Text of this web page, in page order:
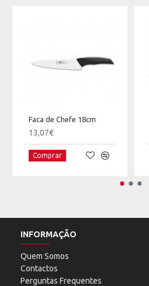
Faca de Chefe 18cm
13,07€
Comprar
INFORMAÇÃO
Quem Somos
Contactos
Perguntas Frequentes